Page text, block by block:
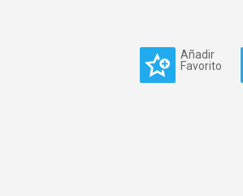
Añadir
Favorito